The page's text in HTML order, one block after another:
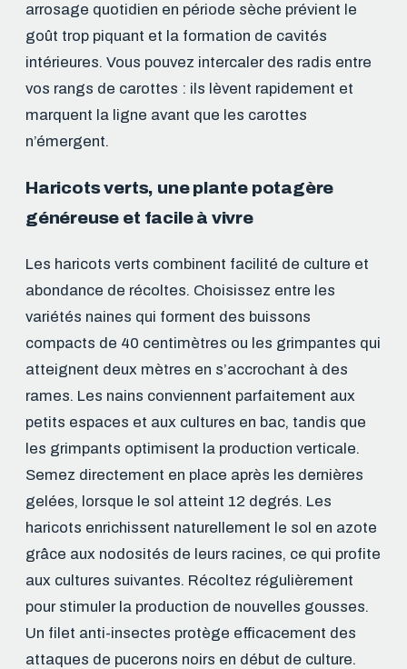
arrosage quotidien en période sèche prévient le
goût trop piquant et la formation de cavités
intérieures. Vous pouvez intercaler des radis entre
vos rangs de carottes : ils lèvent rapidement et
marquent la ligne avant que les carottes
n’émergent.
Haricots verts, une plante potagère
généreuse et facile à vivre
Les haricots verts combinent facilité de culture et
abondance de récoltes. Choisissez entre les
variétés naines qui forment des buissons
compacts de 40 centimètres ou les grimpantes qui
atteignent deux mètres en s’accrochant à des
rames. Les nains conviennent parfaitement aux
petits espaces et aux cultures en bac, tandis que
les grimpants optimisent la production verticale.
Semez directement en place après les dernières
gelées, lorsque le sol atteint 12 degrés. Les
haricots enrichissent naturellement le sol en azote
grâce aux nodosités de leurs racines, ce qui profite
aux cultures suivantes. Récoltez régulièrement
pour stimuler la production de nouvelles gousses.
Un filet anti-insectes protège efficacement des
attaques de pucerons noirs en début de culture.